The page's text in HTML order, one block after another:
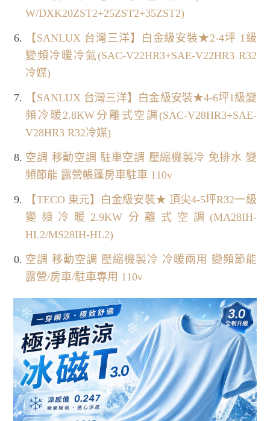
W/DXK20ZST2+25ZST2+35ZST2)
【SANLUX 台灣三洋】白金級安裝★2-4坪 1級
變頻冷暖冷氣(SAC-V22HR3+SAE-V22HR3 R32
冷媒)
【SANLUX 台灣三洋】白金級安裝★4-6坪1級變
頻冷暖2.8KW分離式空調(SAC-V28HR3+SAE-
V28HR3 R32冷媒)
空調 移動空調 駐車空調 壓縮機製冷 免排水 變
頻節能 露營帳篷房車駐車 110v
【TECO 東元】白金級安裝★ 頂尖4-5坪R32一級
變頻冷暖2.9KW分離式空調(MA28IH-
HL2/MS28IH-HL2)
空調 移動空調 壓縮機製冷 冷暖兩用 變頻節能
露營/房車/駐車專用 110v